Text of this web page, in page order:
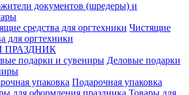
документов (шредеры) и
Чистящие
для оргтехники
ПРАЗДНИК
Деловые подарки
Подарочная упаковка
Товары для